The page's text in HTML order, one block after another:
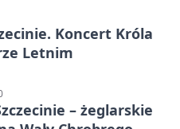
Koncert Króla
Letnim
– żeglarskie